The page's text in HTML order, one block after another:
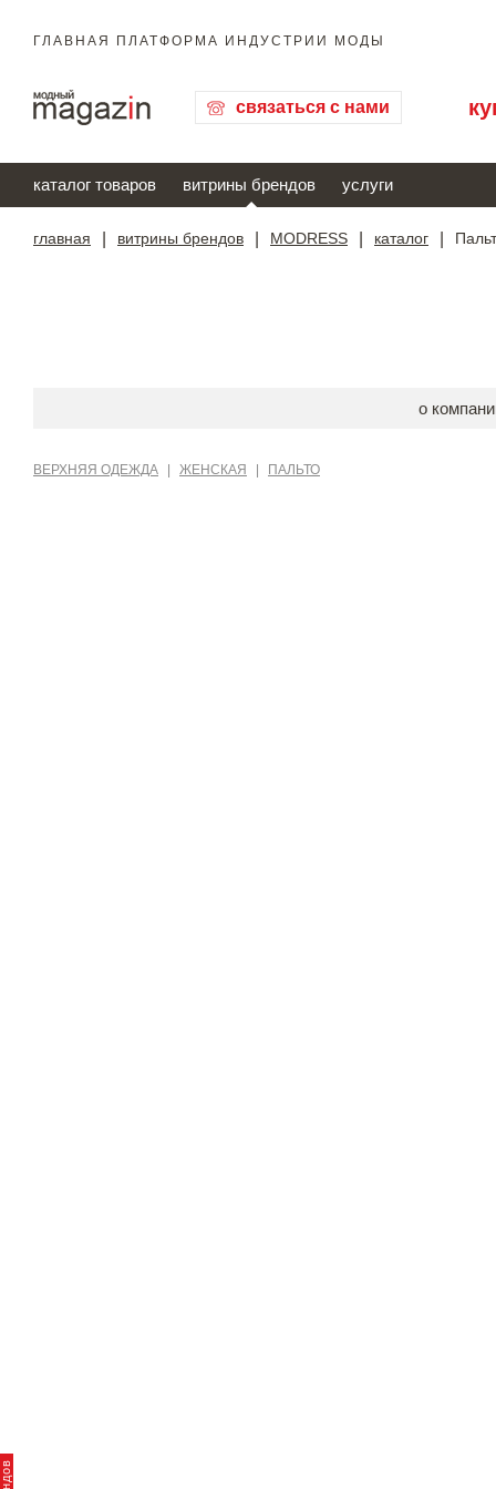
ГЛАВНАЯ ПЛАТФОРМА ИНДУСТРИИ МОДЫ
связаться с нами
каталог товаров витрины брендов услуги
главная витрины брендов MODRESS каталог
о
ВЕРХНЯЯ ОДЕЖДА ЖЕНСКАЯ ПАЛЬТО